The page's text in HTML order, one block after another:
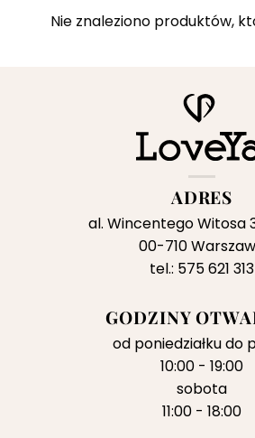
Nie znaleziono produktów,
ADRES
al. Wincentego Witosa
00-710
tel.: 575 621 313
GODZINY
od poniedziałku do
10:00 - 19:00
sobota
11:00 - 18:00